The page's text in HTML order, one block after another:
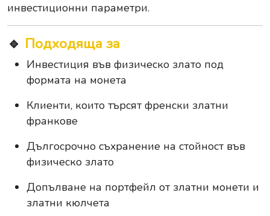
инвестиционни параметри.
🔹 Подходяща за
Инвестиция във физическо злато под
формата на монета
Клиенти, които търсят френски златни
франкове
Дългосрочно съхранение на стойност във
физическо злато
Допълване на портфейл от златни монети и
златни кюлчета